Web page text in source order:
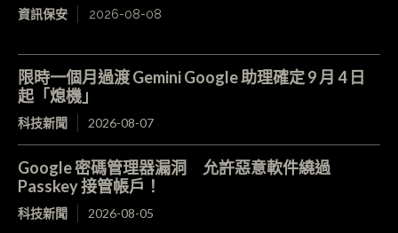
資訊保安 2026-08-08
限時一個月過渡 Gemini Google 助理確定 9 月 4 日
起「熄機」
科技新聞 2026-08-07
Google 密碼管理器漏洞 允許惡意軟件繞過
Passkey 接管帳戶！
科技新聞 2026-08-05